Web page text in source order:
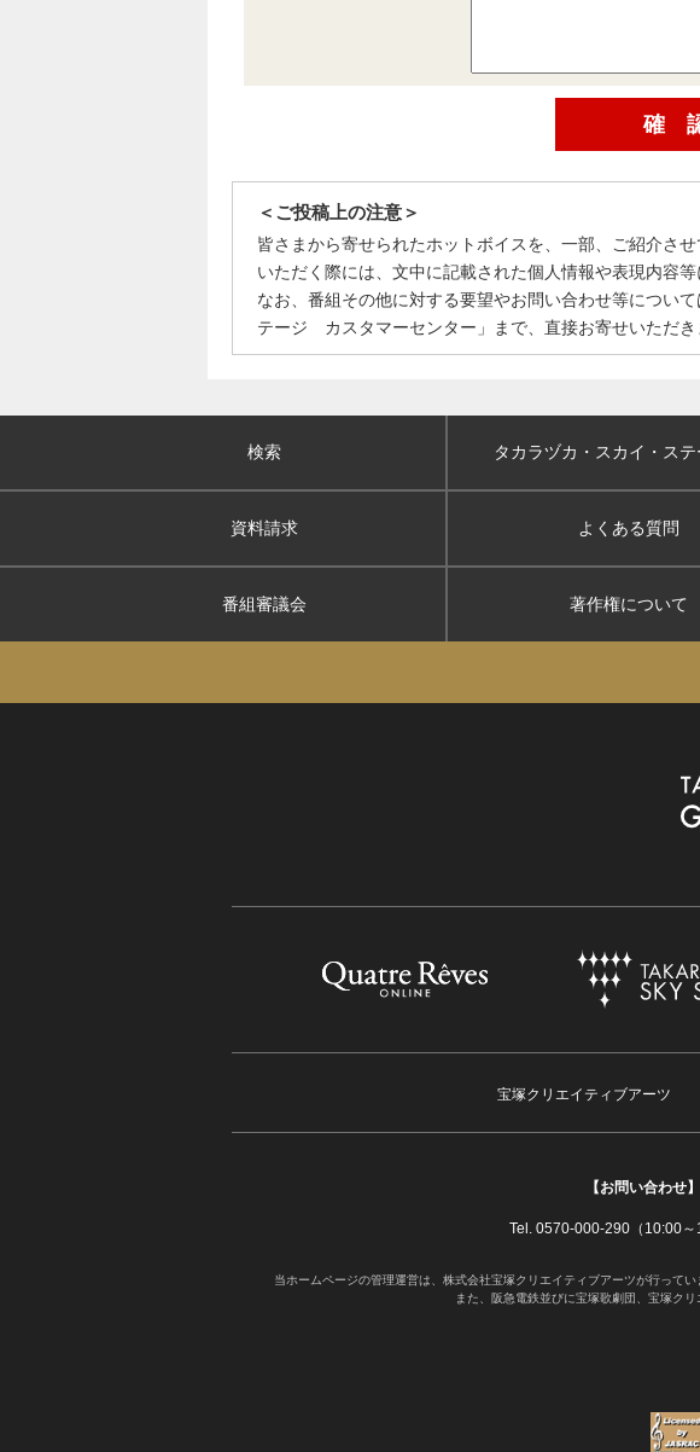
＜ご投稿上の注意＞
皆さまから寄せられたホットボイスを、一部、ご紹介さ
いただく際には、文中に記載された個人情報や表現内容
なお、番組その他に対する要望やお問い合わせ等につい
テージ カスタマーセンター」まで、直接お寄せいただき
検索 タカラヅカ・スカイ ・ス
資料請求 よくある質問
番組審議会 著作権について
宝塚クリエイティブアーツ
【お問い合わせ】
Tel. 0570-000-290（10:00
当ホームページの管理運営は、株式会社宝塚クリエイティブアーツが行って
また、阪急電鉄並びに宝塚歌劇団、宝塚ク